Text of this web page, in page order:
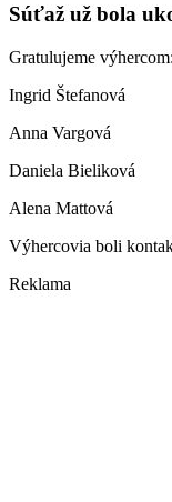
Súťaž už bola
Gratulujeme výhercom:
Ingrid Štefanová
Anna Vargová
Daniela Bieliková
Alena Mattová
Výhercovia boli
Reklama